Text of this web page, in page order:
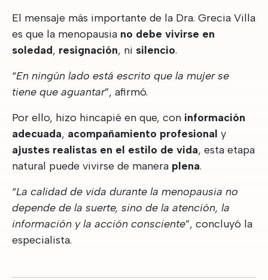
El mensaje más importante de la Dra. Grecia Villa
es que la menopausia no debe vivirse en
soledad, resignación, ni silencio.
“En ningún lado está escrito que la mujer se
tiene que aguantar”, afirmó.
Por ello, hizo hincapié en que, con información
adecuada, acompañamiento profesional y
ajustes realistas en el estilo de vida, esta etapa
natural puede vivirse de manera plena.
“La calidad de vida durante la menopausia no
depende de la suerte, sino de la atención, la
información y la acción consciente”, concluyó la
especialista.